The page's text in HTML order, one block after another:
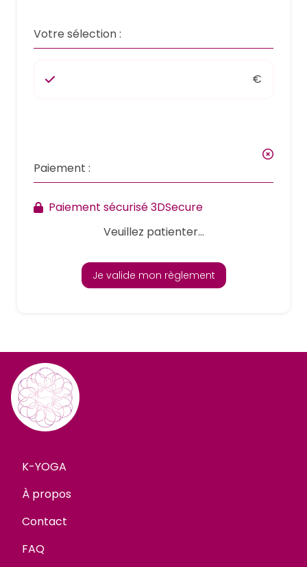
Votre sélection :
€
Paiement :
Paiement sécurisé 3DSecure
Veuillez patienter...
Je valide mon règlement
K-YOGA
À propos
Contact
FAQ